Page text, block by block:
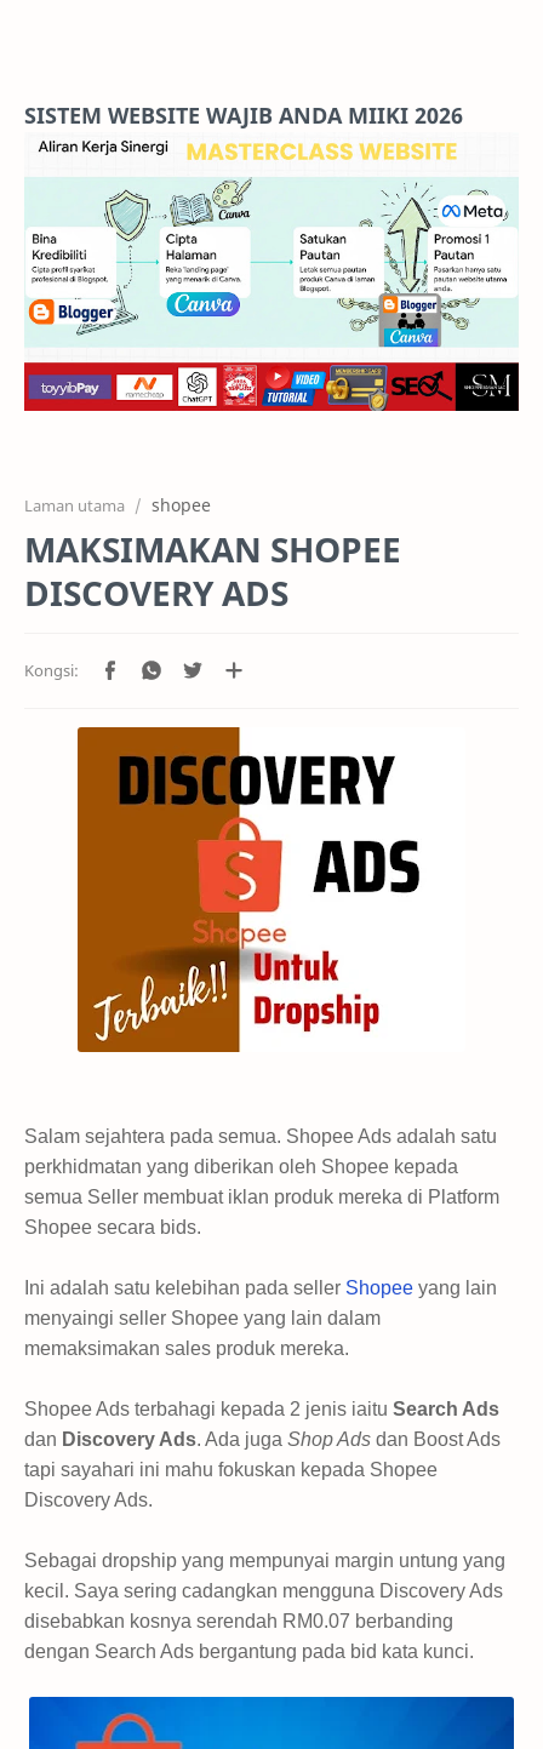
Features
Pricing
Services
RTL Mode
SISTEM WEBSITE WAJIB ANDA MIIKI 2026
Laman utama shopee
MAKSIMAKAN SHOPEE
DISCOVERY ADS
Salam sejahtera pada semua. Shopee Ads adalah satu
perkhidmatan yang diberikan oleh Shopee kepada
semua Seller membuat iklan produk mereka di Platform
Shopee secara bids.
Ini adalah satu kelebihan pada seller Shopee yang lain
menyaingi seller Shopee yang lain dalam
memaksimakan sales produk mereka.
Shopee Ads terbahagi kepada 2 jenis iaitu Search Ads
dan Discovery Ads. Ada juga Shop Ads dan Boost Ads
tapi sayahari ini mahu fokuskan kepada Shopee
Discovery Ads.
Sebagai dropship yang mempunyai margin untung yang
kecil. Saya sering cadangkan mengguna Discovery Ads
disebabkan kosnya serendah RM0.07 berbanding
dengan Search Ads bergantung pada bid kata kunci.